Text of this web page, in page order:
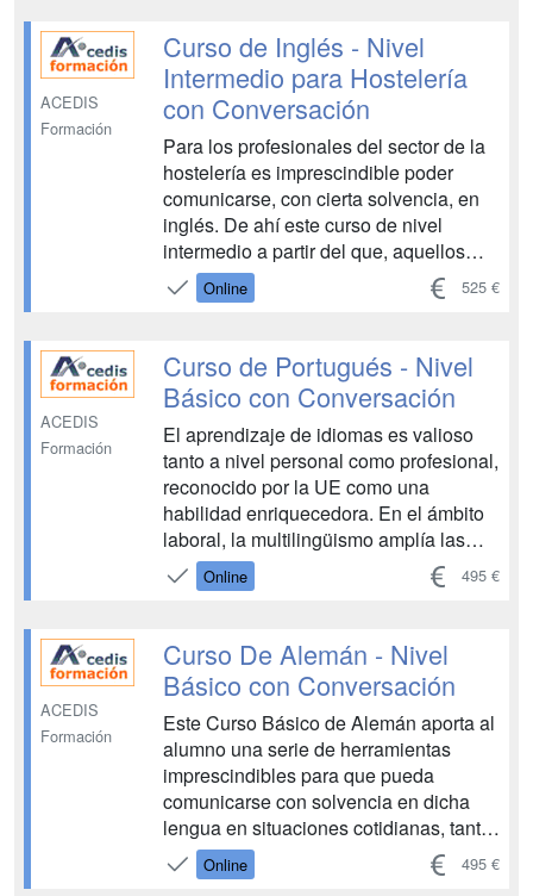
Nuestras unidades didácticas,
diseñadas por consultores nat...
ACEDIS
Formación
Curso de Inglés - Nivel
Intermedio para Hostelería
con Conversación
Para los profesionales del sector de la
hostelería es imprescindible poder
comunicarse, con cierta solvencia, en
inglés. De ahí este curso de nivel
intermedio a partir del que, aquellos
que ya tengan nociones de este idioma,
puedan refrescar sus conocimientos y,
en cuanto al uso de esta lengua, al
ampliar su ...
Online 525 €
ACEDIS
Formación
Curso de Portugués - Nivel
Básico con Conversación
El aprendizaje de idiomas es valioso
tanto a nivel personal como profesional,
reconocido por la UE como una
habilidad enriquecedora. En el ámbito
laboral, la multilingüismo amplía las
oportunidades de negocio
internacional, especialmente entre
España. Además, el portugués es
esencial en Brasil y otros países
africanos...
Online 495 €
ACEDIS
Formación
Curso De Alemán - Nivel
Básico con Conversación
Este Curso Básico de Alemán aporta al
alumno una serie de herramientas
imprescindibles para que pueda
comunicarse con solvencia en dicha
lengua en situaciones cotidianas, tanto
en el caso de que visite países de
habla germánica (en Alemania, Austria,
Online 495 €